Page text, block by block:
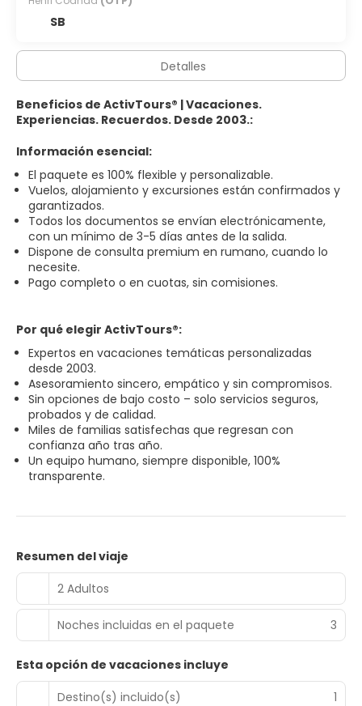
SB
Detalles
Beneficios de ActivTours® | Vacaciones.
Experiencias. Recuerdos. Desde 2003.:
Información esencial:
El paquete es 100% flexible y personalizable.
Vuelos, alojamiento y excursiones están confirmados y
garantizados.
Todos los documentos se envían electrónicamente,
con un mínimo de 3-5 días antes de la salida.
Dispone de consulta premium en rumano, cuando lo
necesite.
Pago completo o en cuotas, sin comisiones.
Por qué elegir ActivTours®:
Expertos en vacaciones temáticas personalizadas
desde 2003.
Asesoramiento sincero, empático y sin compromisos.
Sin opciones de bajo costo – solo servicios seguros,
probados y de calidad.
Miles de familias satisfechas que regresan con
confianza año tras año.
Un equipo humano, siempre disponible, 100%
transparente.
Resumen del viaje
2 Adultos
Noches incluidas en el paquete 3
Esta opción de vacaciones incluye
Destino(s) incluido(s)
1